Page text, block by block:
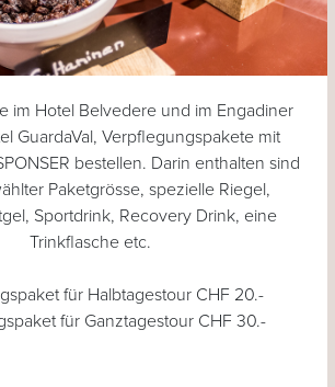
im Hotel Belvedere und im Engadiner
GuardaVal, Verpflegungspakete mit
bestellen. Darin enthalten sind
Paketgrösse, spezielle Riegel,
Sportdrink, Recovery Drink, eine
Trinkflasche etc.
für Halbtagestour CHF 20.-
für Ganztagestour CHF 30.-